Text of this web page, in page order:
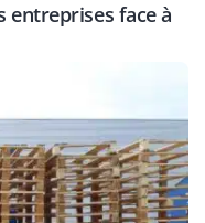
entreprises face à